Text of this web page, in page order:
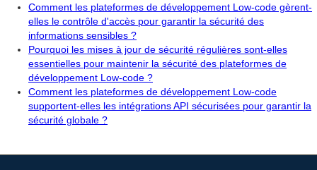
Comment les plateformes de développement Low-code gèrent-
elles le contrôle d'accès pour garantir la sécurité des
informations sensibles ?
Pourquoi les mises à jour de sécurité régulières sont-elles
essentielles pour maintenir la sécurité des plateformes de
développement Low-code ?
Comment les plateformes de développement Low-code
supportent-elles les intégrations API sécurisées pour garantir la
sécurité globale ?